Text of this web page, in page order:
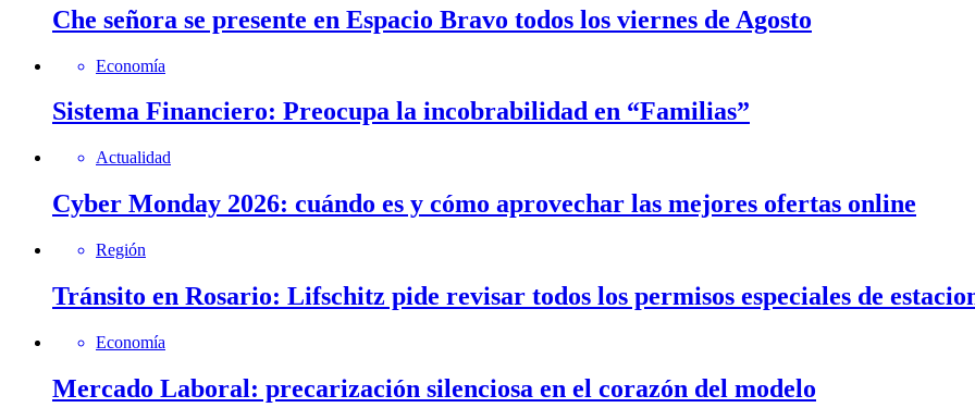
Che señora se presente en Espacio Bravo todos los viernes de Agosto
Economía
Sistema Financiero: Preocupa la incobrabilidad en “Familias”
Actualidad
Cyber Monday 2026: cuándo es y cómo aprovechar las mejores ofertas online
Región
Tránsito en Rosario: Lifschitz pide revisar todos los permisos especiales de
Economía
Mercado Laboral: precarización silenciosa en el corazón del modelo